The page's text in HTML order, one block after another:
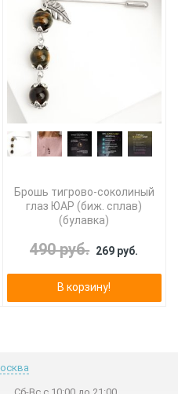
Брошь тигрово-соколиный
глаз ЮАР (биж. сплав)
(булавка)
490 руб. 269 руб.
В корзину!